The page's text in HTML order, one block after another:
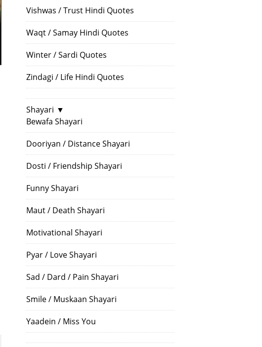
Vishwas / Trust Hindi Quotes
Waqt / Samay Hindi Quotes
Winter / Sardi Quotes
Zindagi / Life Hindi Quotes
Shayari ▼
Bewafa Shayari
Dooriyan / Distance Shayari
Dosti / Friendship Shayari
Funny Shayari
Maut / Death Shayari
Motivational Shayari
Pyar / Love Shayari
Sad / Dard / Pain Shayari
Smile / Muskaan Shayari
Yaadein / Miss You